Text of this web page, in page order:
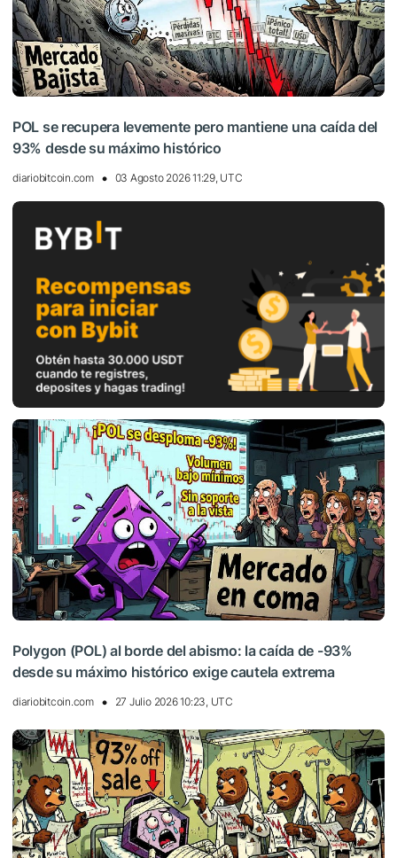
POL se recupera levemente pero mantiene una caída del
93% desde su máximo histórico
diariobitcoin.com 03 Agosto 2026 11:29, UTC
Polygon (POL) al borde del abismo: la caída de -93%
desde su máximo histórico exige cautela extrema
diariobitcoin.com 27 Julio 2026 10:23, UTC